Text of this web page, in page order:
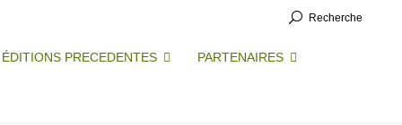
Recherche
ÉDITIONS PRECEDENTES PARTENAIRES